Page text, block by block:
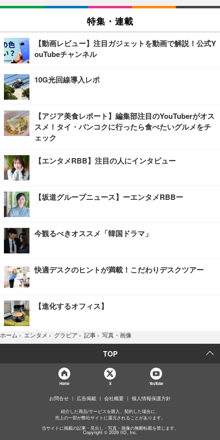
特集・連載
【動画レビュー】注目ガジェットを動画で解説！公式Y
ouTubeチャンネル
10G光回線導入レポ
【アジア美食レポート】編集部注目のYouTuberがオス
スメ！タイ・バンコクに行ったら食べたいグルメをチ
ェック
【エンタメRBB】注目の人にインタビュー
【坂道グループニュース】ーエンタメRBBー
今観るべきオススメ「韓国ドラマ」
快適デスクのヒントが満載！こだわりデスクツアー
【進化するオフィス】
ホーム › エンタメ › グラビア › 記事 › 写真・画像
TOP
Home X YouTube
お問合せ 広告掲載 会社概要 個人情報保護方針
紹介した商品/サービスを購入、契約した場合に、
売上の一部が弊社サイトに還元されることがあります。
当サイトに掲載の記事・見出し・写真・画像の無断転載を禁じます。
Copyright © 2026 IID, Inc.